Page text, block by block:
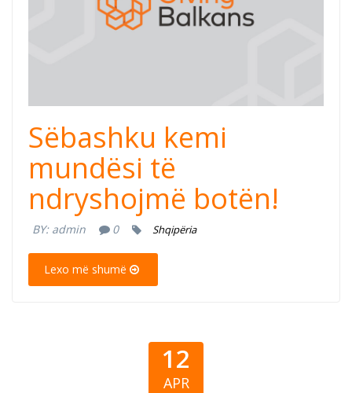
Sëbashku kemi
mundësi të
ndryshojmë botën!
BY: admin 0 Shqipëria
Lexo më shumë
12
APR